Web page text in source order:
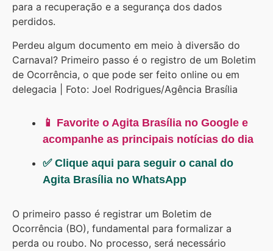
para a recuperação e a segurança dos dados
perdidos.
Perdeu algum documento em meio à diversão do
Carnaval? Primeiro passo é o registro de um Boletim
de Ocorrência, o que pode ser feito online ou em
delegacia | Foto: Joel Rodrigues/Agência Brasília
📱 Favorite o Agita Brasília no Google e
acompanhe as principais notícias do dia
✅ Clique aqui para seguir o canal do
Agita Brasília no WhatsApp
O primeiro passo é registrar um Boletim de
Ocorrência (BO), fundamental para formalizar a
perda ou roubo. No processo, será necessário